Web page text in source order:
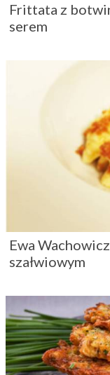
Frittata z
serem
Ewa
szałwiowym